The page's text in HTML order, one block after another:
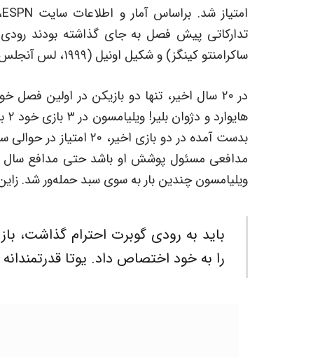
ساکرامنتو کینگز) و شکیل اونیل (۱۹۹۹، لس آنجلس لیکرز) اشاره کرد.
بدست آمده در دو بازی
ویلیامسون چندین بار به سوی سبد حمله‌ور شد.
را به خود اختصاص داد. یوتا